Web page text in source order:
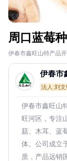
周口蓝莓
伊春市鑫旺山特产品
伊春市
司
法人:刘文
伊春市鑫旺山
旺河区，专注
菇、木耳、蓝
体。公司成立
质，产品远销